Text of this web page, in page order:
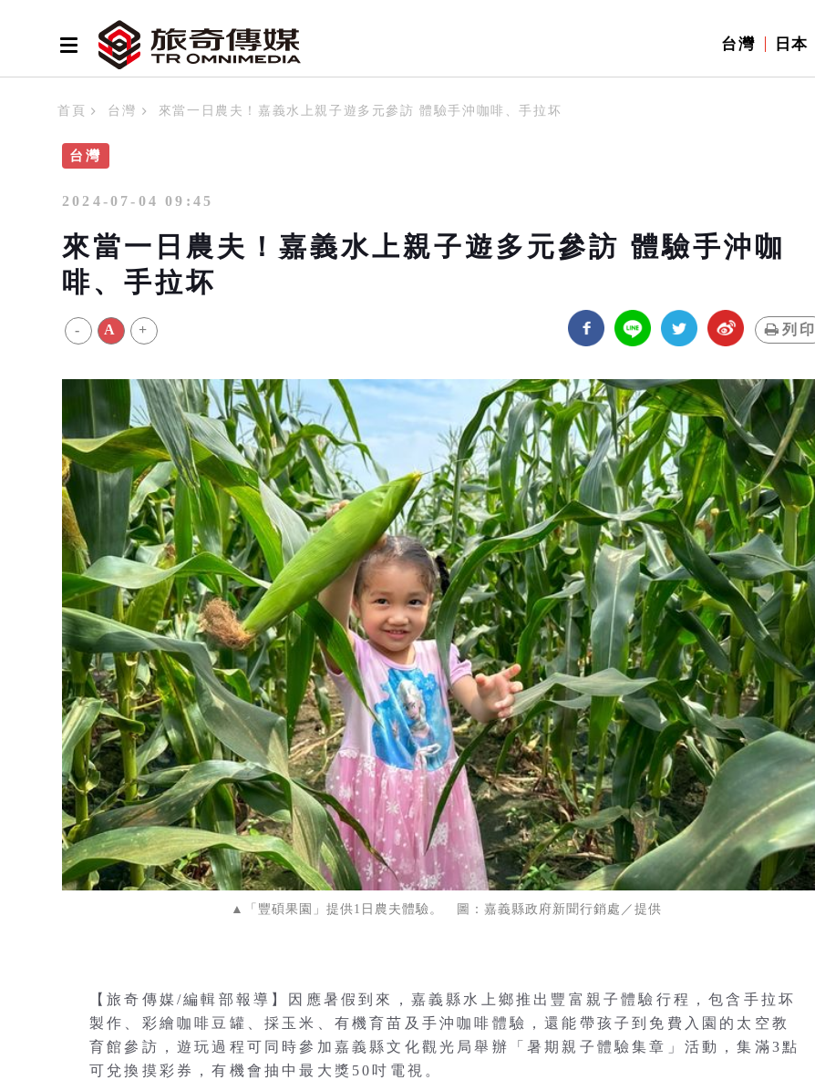
台灣 日本
首頁 台灣 來當一日農夫！嘉義水上親子遊多元參訪 體驗手沖咖啡、手拉坏
台灣
2024-07-04 09:45
來當一日農夫！嘉義水上親子遊多元參訪 體驗手沖咖
啡、手拉坏
- A + 列印
▲「豐碩果園」提供1日農夫體驗。 圖：嘉義縣政府新聞行銷處／提供
【旅奇傳媒/編輯部報導】因應暑假到來，嘉義縣水上鄉推出豐富親子體驗行程，包含手拉坏
製作、彩繪咖啡豆罐、採玉米、有機育苗及手沖咖啡體驗，還能帶孩子到免費入園的太空教
育館參訪，遊玩過程可同時參加嘉義縣文化觀光局舉辦「暑期親子體驗集章」活動，集滿3點
可兌換摸彩券，有機會抽中最大獎50吋電視。